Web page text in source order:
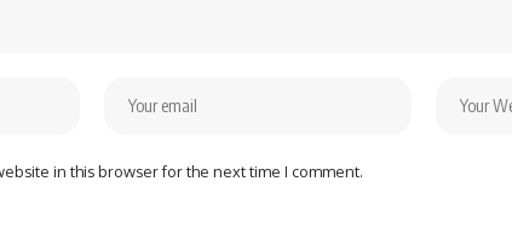
in this browser for the next time I comment.